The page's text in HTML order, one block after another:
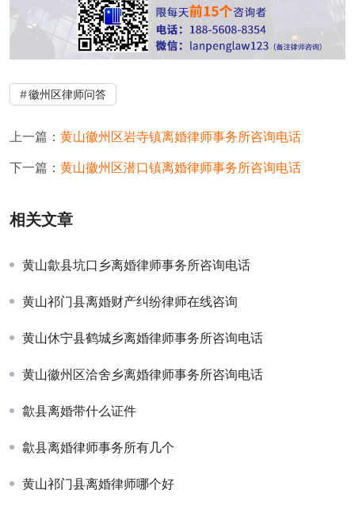
徽州区律师问答
上一篇： 黄山徽州区岩寺镇离婚律师事务所咨询电话
下一篇： 黄山徽州区潜口镇离婚律师事务所咨询电话
相关文章
黄山歙县坑口乡离婚律师事务所咨询电话
黄山祁门县离婚财产纠纷律师在线咨询
黄山休宁县鹤城乡离婚律师事务所咨询电话
黄山徽州区洽舍乡离婚律师事务所咨询电话
歙县离婚带什么证件
歙县离婚律师事务所有几个
黄山祁门县离婚律师哪个好